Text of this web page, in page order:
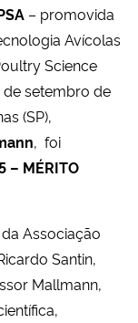
– promovida
Avícolas
Science
de setembro de
(SP),
, foi
– MÉRITO
Associação
Santin,
Mallmann,